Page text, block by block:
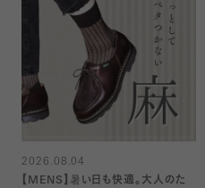
2026.08.04
【MENS】暑い日も快適。大人のた